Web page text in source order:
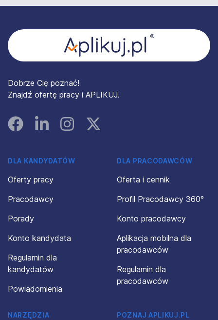
Dobrze Cię poznać!
Znajdź ofertę pracy i APLIKUJ.
FacebookLinked InInstagramInstagram
DLA KANDYDATÓW
Oferty pracy
Pracodawcy
Porady
Konto kandydata
Regulamin dla
kandydatów
Powiadomienia
DLA PRACODAWCÓW
Oferta i cennik
Profil Pracodawcy 360°
Konto pracodawcy
Aplikacja mobilna dla
pracodawców
Regulamin dla
pracodawców
NARZĘDZIA
POZNAJ APLIKUJ.PL